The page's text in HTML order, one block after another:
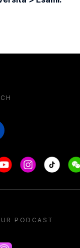
Instagram
Tiktok
PODCAST